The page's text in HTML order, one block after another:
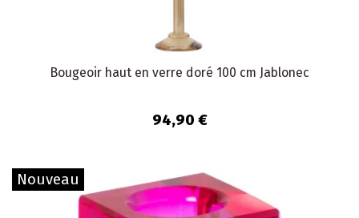
Bougeoir haut en verre doré 100 cm Jablonec
94,90 €
Nouveau